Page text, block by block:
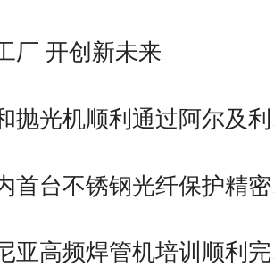
厂 开创新未来
抛光机顺利通过阿尔及
首台不锈钢光纤保护精
亚高频焊管机培训顺利